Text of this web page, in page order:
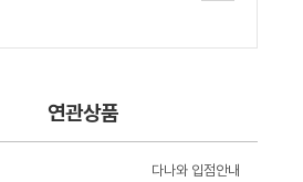
연관상품
다나와 입점안내